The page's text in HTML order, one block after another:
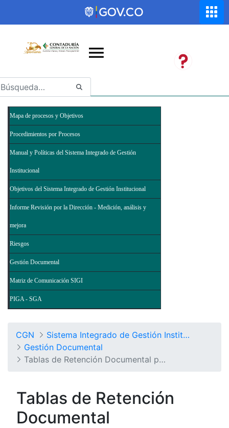
Saltar al contenido principal
Abrir menú de accesibilidad
Mapa de procesos y Objetivos
Procedimientos por Procesos
Manual y Políticas del Sistema Integrado de Gestión
Institucional
Objetivos del Sistema Integrado de Gestión Institucional
Informe Revisión por la Dirección - Medición, análisis y
mejora
Riesgos
Gestión Documental
Matriz de Comunicación SIGI
PIGA - SGA
CGN
Sistema Integrado de Gestión Institucional
Gestión Documental
Tablas de Retención Documental por Procesos
Tablas de Retención
Documental